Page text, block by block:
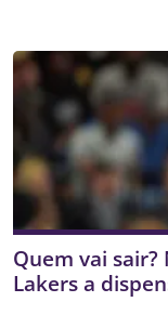
Quem vai
Lakers a